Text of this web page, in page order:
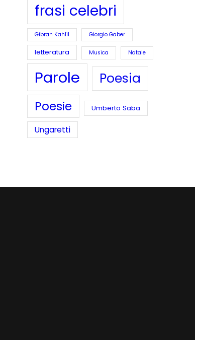
frasi celebri
Gibran Kahlil Giorgio Gaber
letteratura Musica Natale
Parole Poesia
Poesie Umberto Saba
Ungaretti